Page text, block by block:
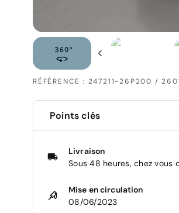
RÉFÉRENCE : 247211-26P200 /
Points clés
Livraison
Sous 48 heures, chez vous
Mise en circulation
08/06/2023